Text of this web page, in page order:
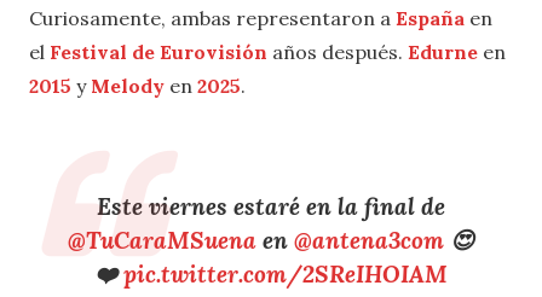
Curiosamente, ambas representaron a España en
el Festival de Eurovisión años después. Edurne en
2015 y Melody en 2025.
Este viernes estaré en la final de
@TuCaraMSuena en @antena3com 😍
❤️pic.twitter.com/2SReIHOIAM